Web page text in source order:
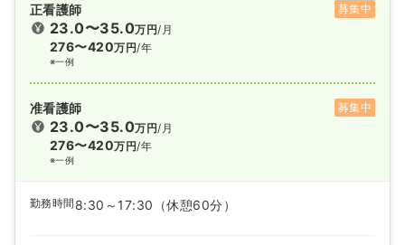
正看護師 募集中
23.0〜35.0万円/月
276〜420万円/年
※一例
准看護師 募集中
23.0〜35.0万円/月
276〜420万円/年
※一例
勤務時間 8:30～17:30 （休憩60分）